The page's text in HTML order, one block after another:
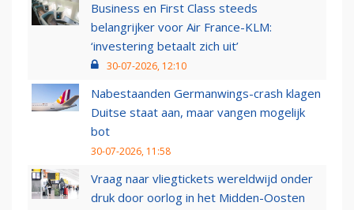
Business en First Class steeds
belangrijker voor Air France-KLM:
‘investering betaalt zich uit’
30-07-2026, 12:10
Nabestaanden Germanwings-crash klagen
Duitse staat aan, maar vangen mogelijk
bot
30-07-2026, 11:58
Vraag naar vliegtickets wereldwijd onder
druk door oorlog in het Midden-Oosten